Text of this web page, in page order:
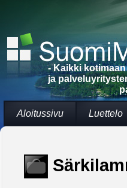
- Kaikki
ja
Aloitussivu Luettelo